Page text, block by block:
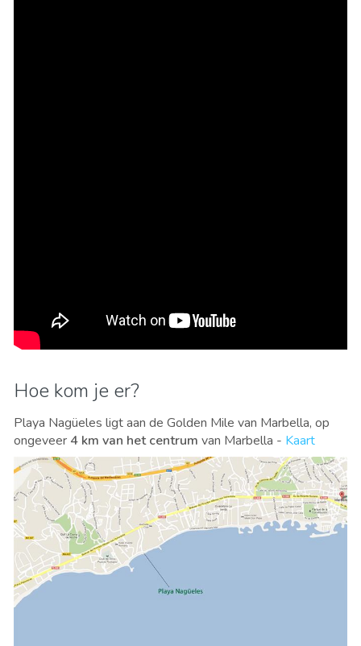
Hoe kom je er?
Playa Nagüeles ligt aan de Golden Mile van Marbella, op
ongeveer 4 km van het centrum van Marbella - Kaart